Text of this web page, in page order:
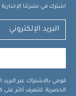
اشترك في نشرتنا
قومي بالاشتراك عبر
الحصرية. للتعرف أكثر على